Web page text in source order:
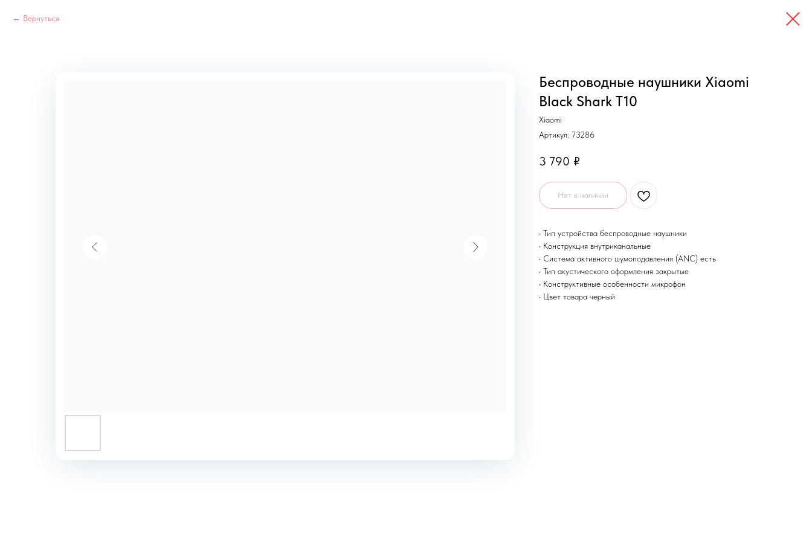
Вернуться
Беспроводные наушники Xiaomi
Black Shark T10
Xiaomi
Артикул: 73286
3 790 ₽
Нет в наличии
• Тип устройства беспроводные наушники
• Конструкция внутриканальные
• Система активного шумоподавления (ANC) есть
• Тип акустического оформления закрытые
• Конструктивные особенности микрофон
• Цвет товара черный